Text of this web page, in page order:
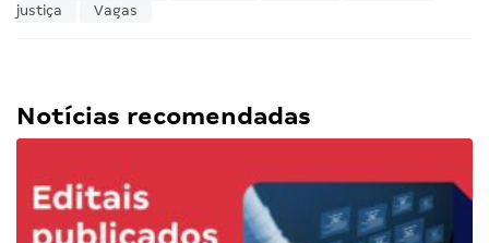
justiça
Vagas
Notícias recomendadas